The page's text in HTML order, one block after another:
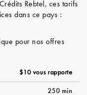
Rebtel, ces tarifs
dans ce pays :
pour nos offres
$10 vous rapporte
250 min